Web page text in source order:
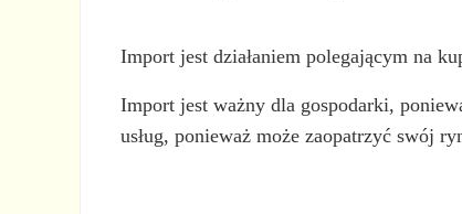
Import jest działaniem polegającym na
Import jest ważny dla gospodarki,
usług, ponieważ może zaopatrzyć swój